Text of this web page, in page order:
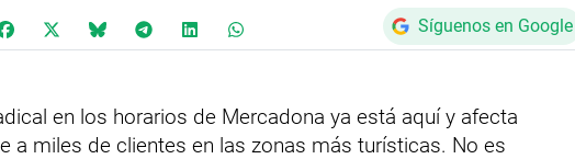
Síguenos en Google
en los horarios de Mercadona ya está aquí y afecta
a miles de clientes en las zonas más turísticas. No es